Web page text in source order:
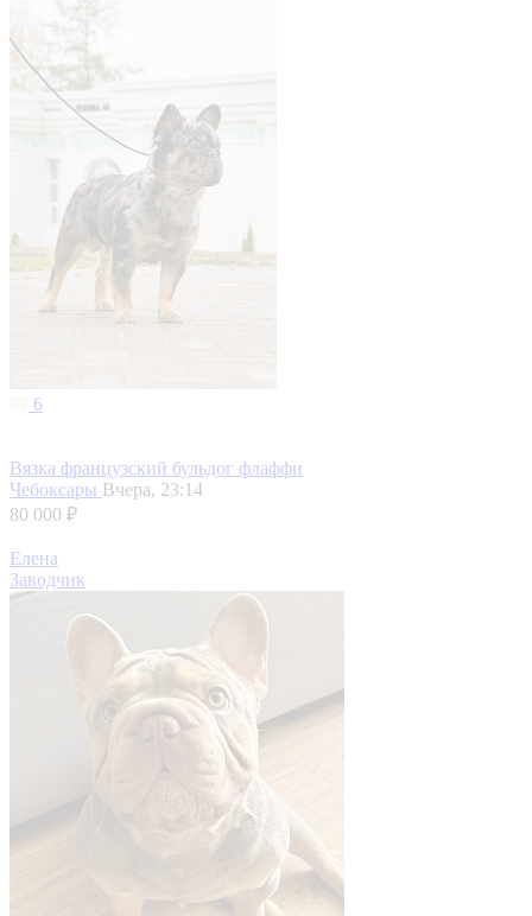
6
Вязка французский бульдог флаффи
Чебоксары Вчера, 23:14
80 000 ₽
Елена
Заводчик